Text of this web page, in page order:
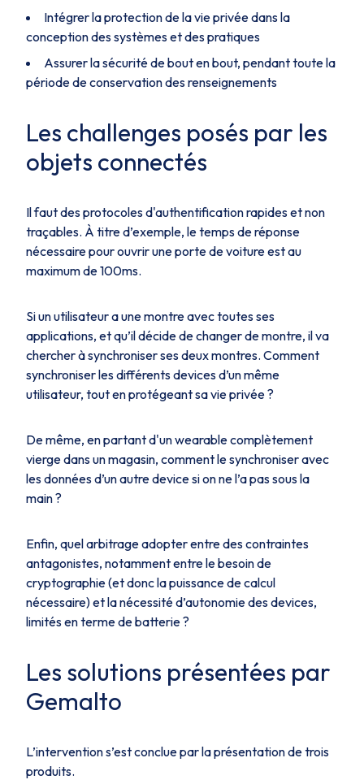
Intégrer la protection de la vie privée dans la
conception des systèmes et des pratiques
Assurer la sécurité de bout en bout, pendant toute la
période de conservation des renseignements
Les challenges posés par les
objets connectés
Il faut des protocoles d'authentification rapides et non
traçables. À titre d’exemple, le temps de réponse
nécessaire pour ouvrir une porte de voiture est au
maximum de 100ms.
Si un utilisateur a une montre avec toutes ses
applications, et qu’il décide de changer de montre, il va
chercher à synchroniser ses deux montres. Comment
synchroniser les différents devices d’un même
utilisateur, tout en protégeant sa vie privée ?
De même, en partant d'un wearable complètement
vierge dans un magasin, comment le synchroniser avec
les données d’un autre device si on ne l’a pas sous la
main ?
Enfin, quel arbitrage adopter entre des contraintes
antagonistes, notamment entre le besoin de
cryptographie (et donc la puissance de calcul
nécessaire) et la nécessité d’autonomie des devices,
limités en terme de batterie ?
Les solutions présentées par
Gemalto
L’intervention s’est conclue par la présentation de trois
produits.